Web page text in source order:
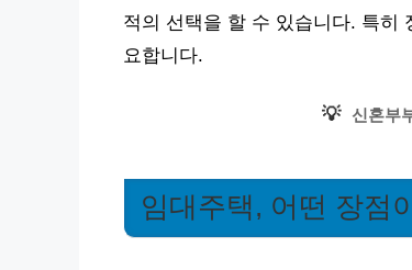
적의 선택을 할 수 있습니다. 특히
요합니다.
💡 신혼부
임대주택, 어떤 장점